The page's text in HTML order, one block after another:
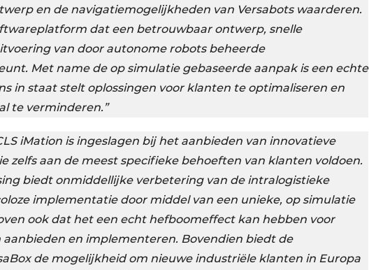
en de navigatiemogelijkheden van Versabots waarderen.
dat een betrouwbaar ontwerp, snelle
van door autonome robots beheerde
Met name de op simulatie gebaseerde aanpak is een echte
in staat stelt oplossingen voor klanten te optimaliseren en
te verminderen.”
iMation is ingeslagen bij het aanbieden van innovatieve
zelfs aan de meest specifieke behoeften van klanten voldoen.
biedt onmiddellijke verbetering van de intralogistieke
implementatie door middel van een unieke, op simulatie
ook dat het een echt hefboomeffect kan hebben voor
en implementeren. Bovendien biedt de
de mogelijkheid om nieuwe industriële klanten in Europa